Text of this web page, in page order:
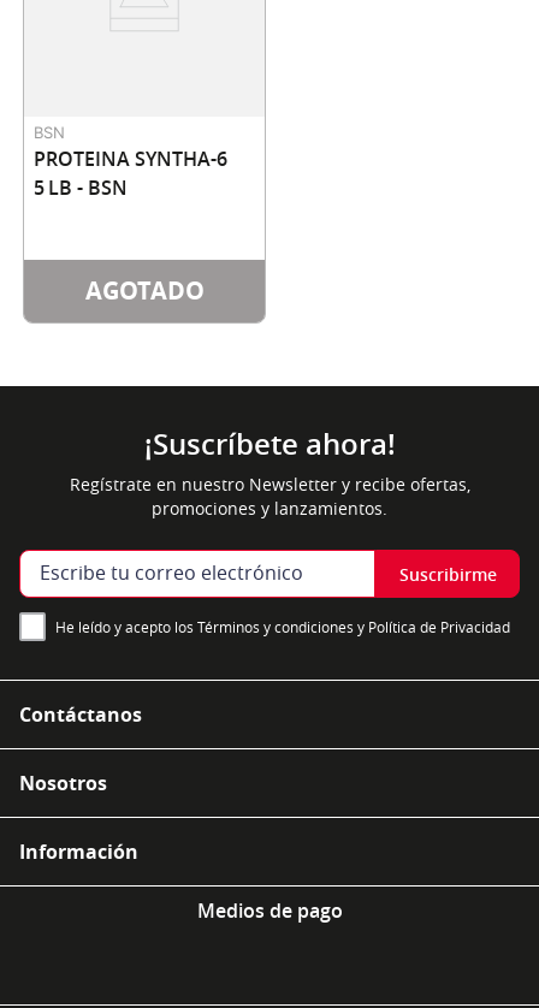
BSN
PROTEINA SYNTHA-6
5 LB - BSN
AGOTADO
¡Suscríbete ahora!
Regístrate en nuestro Newsletter y recibe ofertas,
promociones y lanzamientos.
Suscribirme
He leído y acepto los Términos y condiciones y Política de Privacidad
Contáctanos
Nosotros
Información
Medios de pago